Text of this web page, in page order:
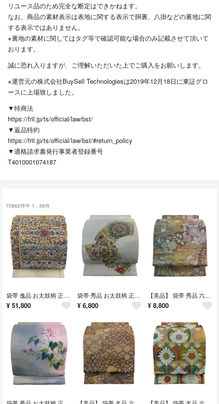
リユース品のため完全な断定はできかねます。
なお、商品の素材表示は表地に関する表示で胴裏、八掛などの裏地に関
する表示ではありません。
※裏地の素材に関してはタグ等で確認可能な場合のみ記載させて頂いて
おります。
誠に恐れ入りますが、ご理解いただいた上でご購入をお願いします。
※運営元の株式会社BuySell Technologiesは2019年12月18日に東証グロ
ースに上場致しました。
▼特商法
https://fril.jp/ts/official/law/bst/
▼返品特約
https://fril.jp/ts/official/law/bst/#return_policy
▼適格請求書発行事業者登録番号
T4010001074187
70862件中 1 - 36件
袋帯 逸品 お太鼓柄 正絹 【中古】
¥ 51,800
袋帯 秀品 お太鼓柄 正絹 【中古】
¥ 6,800
【美品】 袋帯 秀品 六通 正絹 【中古】
¥ 8,800